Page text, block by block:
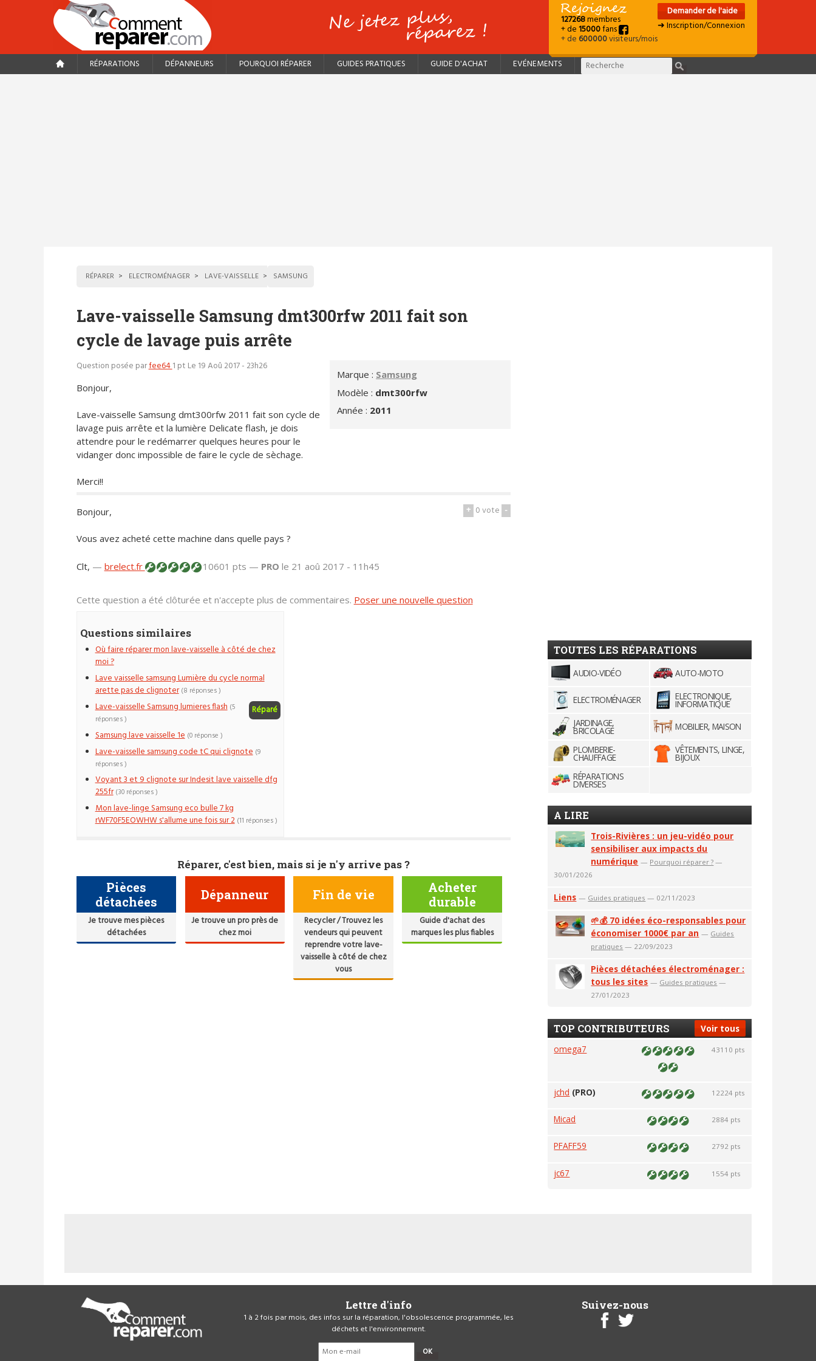
127268membres
+ de15000fans
+ de600000visiteurs/mois
Demander de l'aide
➜ Inscription/Connexion
RÉPARATIONS DÉPANNEURS POURQUOI RÉPARER GUIDES PRATIQUES GUIDE D'ACHAT EVÉNEMENTS
RÉPARER ELECTROMÉNAGER LAVE-VAISSELLE SAMSUNG
Lave-vaisselle Samsung dmt300rfw 2011 fait son
cycle de lavage puis arrête
Marque : Samsung
Modèle : dmt300rfw
Année : 2011
Question posée parfee641 pt Le 19 Aoû 2017 - 23h26
Bonjour,
Lave-vaisselle Samsung dmt300rfw 2011 fait son cycle de
lavage puis arrête et la lumière Delicate flash, je dois
attendre pour le redémarrer quelques heures pour le
vidanger donc impossible de faire le cycle de sèchage.
Merci!!
+ 0vote -
Bonjour,
Vous avez acheté cette machine dans quelle pays ?
Clt, — brelect.fr 10601 pts — PRO le 21 aoû 2017 - 11h45
Cette question a été clôturée et n'accepte plus de commentaires. Poser une nouvelle question
Questions similaires
Où faire réparer mon lave-vaisselle à côté de chez
moi ?
Lave vaisselle samsung Lumière du cycle normal
arette pas de clignoter (8 réponses )
Lave-vaisselle Samsung lumieres flash Réparé
(5
réponses )
Samsung lave vaisselle 1e (0 réponse )
Lave-vaisselle samsung code tC qui clignote (9
réponses )
Voyant 3 et 9 clignote sur Indesit lave vaisselle dfg
255fr (30 réponses )
Mon lave-linge Samsung eco bulle 7 kg
rWF70F5EOWHW s'allume une fois sur 2 (11 réponses )
Réparer, c'est bien, mais si je n'y arrive pas ?
Pièces
détachées
Je trouve mes pièces
détachées
Dépanneur
Je trouve un pro près de
chez moi
Fin de vie
Recycler / Trouvez les
vendeurs qui peuvent
reprendre votre lave-
vaisselle à côté de chez
vous
Acheter
durable
Guide d'achat des
marques les plus fiables
TOUTES LES RÉPARATIONS
AUDIO-VIDÉO AUTO-MOTO
ELECTROMÉNAGER ELECTRONIQUE,
INFORMATIQUE
JARDINAGE,
BRICOLAGE
MOBILIER, MAISON
PLOMBERIE-
CHAUFFAGE
VÊTEMENTS, LINGE,
BIJOUX
RÉPARATIONS
DIVERSES
A LIRE
Trois-Rivières : un jeu-vidéo pour
sensibiliser aux impacts du
numérique — Pourquoi réparer ? —
30/01/2026
Liens — Guides pratiques — 02/11/2023
🌱💰 70 idées éco-responsables pour
économiser 1000€ par an — Guides
pratiques — 22/09/2023
Pièces détachées électroménager :
tous les sites — Guides pratiques —
27/01/2023
Voir tous
TOP CONTRIBUTEURS
omega7 43110 pts
jchd (PRO) 12224 pts
Micad 2884 pts
PFAFF59 2792 pts
jc67 1554 pts
Lettre d'info
1 à 2 fois par mois, des infos sur la réparation, l'obsolescence programmée, les
déchets et l'environnement.
OK
Suivez-nous